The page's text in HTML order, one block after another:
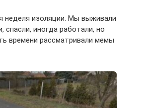
неделя изоляции. Мы выживали
спасли, иногда работали, но
времени рассматривали мемы